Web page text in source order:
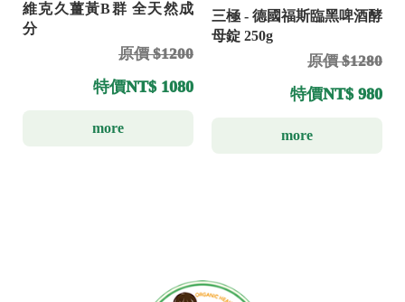
維克久薑黃B群 全天然成
分
原價 $1200
特價NT$ 1080
more
三極 - 德國福斯臨黑啤酒酵
母錠 250g
原價 $1280
特價NT$ 980
more